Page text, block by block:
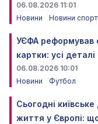
06.08.2026 11:01
Новини
Новини
УЄФА реформував
картки: усі деталі
06.08.2026 10:01
Новини
Футбол
Сьогодні
життя у Європі: